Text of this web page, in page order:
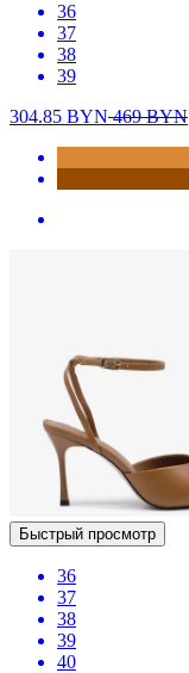
36
37
38
39
304.85 BYN469BYN
Быстрый просмотр
36
37
38
39
40